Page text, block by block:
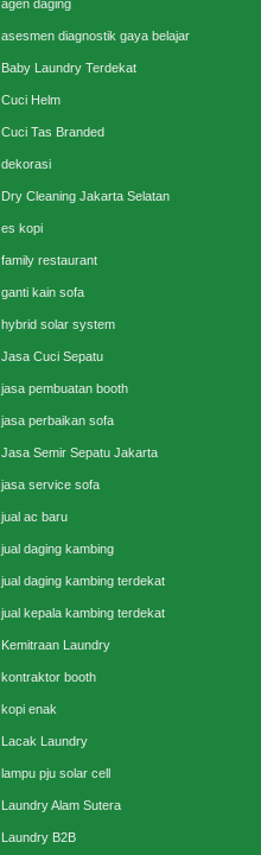
agen daging
asesmen diagnostik gaya belajar
Baby Laundry Terdekat
Cuci Helm
Cuci Tas Branded
dekorasi
Dry Cleaning Jakarta Selatan
es kopi
family restaurant
ganti kain sofa
hybrid solar system
Jasa Cuci Sepatu
jasa pembuatan booth
jasa perbaikan sofa
Jasa Semir Sepatu Jakarta
jasa service sofa
jual ac baru
jual daging kambing
jual daging kambing terdekat
jual kepala kambing terdekat
Kemitraan Laundry
kontraktor booth
kopi enak
Lacak Laundry
lampu pju solar cell
Laundry Alam Sutera
Laundry B2B